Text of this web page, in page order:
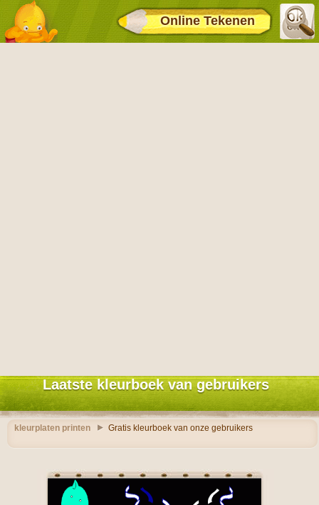
Online Tekenen
Laatste kleurboek van gebruikers
kleurplaten printen Gratis kleurboek van onze gebruikers